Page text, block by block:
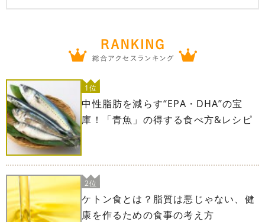
1位
中性脂肪を減らす“EPA・DHA”の宝
庫！「青魚」の得する食べ方&レシピ
2位
ケトン食とは？脂質は悪じゃない、健
康を作るための食事の考え方